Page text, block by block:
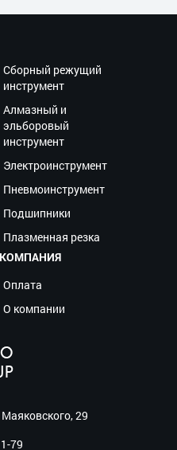
Сборный режущий
инструмент
Алмазный и
эльборовый
инструмент
Электроинструмент
Пневмоинструмент
Подшипники
Плазменная резка
КОМПАНИЯ
Оплата
О компании
29
79